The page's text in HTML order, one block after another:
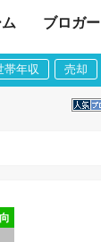
ブロガー
帯年収 売却